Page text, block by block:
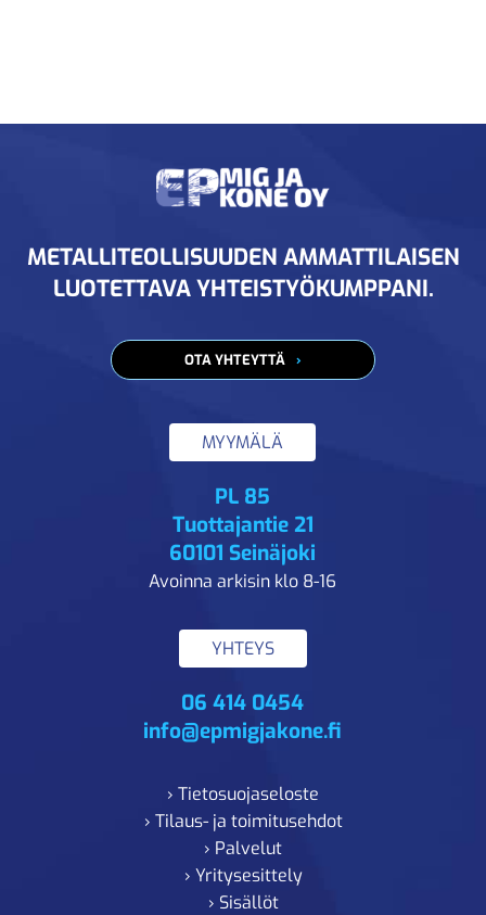
METALLITEOLLISUUDEN AMMATTILAISEN
LUOTETTAVA YHTEISTYÖKUMPPANI.
OTA YHTEYTTÄ
MYYMÄLÄ
PL 85
Tuottajantie 21
60101 Seinäjoki
Avoinna arkisin klo 8-16
YHTEYS
06 414 0454
info@epmigjakone.fi
› Tietosuojaseloste
› Tilaus- ja toimitusehdot
› Palvelut
› Yritysesittely
› Sisällöt